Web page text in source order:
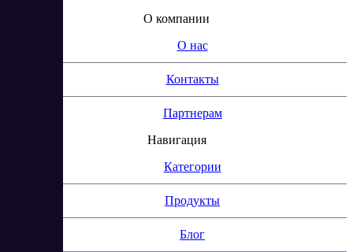
О компании
О нас
Контакты
Партнерам
Навигация
Категории
Продукты
Блог